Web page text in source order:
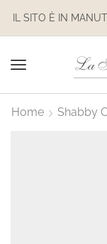
Home Shabby